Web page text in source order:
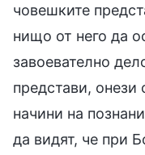
човешките
нищо от него да
завоевателно
представи,
начини на
да видят, че при